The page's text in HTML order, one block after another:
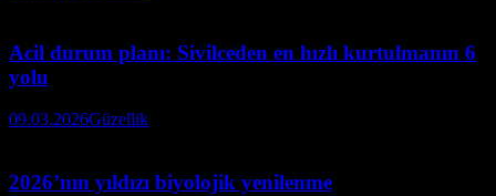
Acil durum planı: Sivilceden en hızlı kurtulmanın 6
yolu
09.03.2026Güzellik
2026’nın yıldızı biyolojik yenilenme